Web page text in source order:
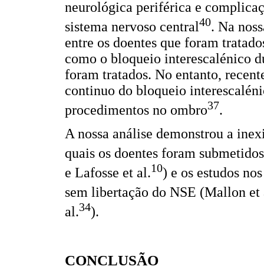
neurológica periférica e
sistema nervoso central40. Na
entre os doentes que foram
como o bloqueio interescalénico
foram tratados. No entanto,
continuo do bloqueio
procedimentos no ombro37.
A nossa análise demonstrou a
quais os doentes foram
e Lafosse et al.10) e os estudos
sem libertação do NSE (Mallon et
al.34).
CONCLUSÃO